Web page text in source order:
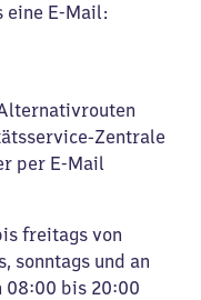
eine E-Mail:
Zentrale
per E-Mail
freitags von
sonntags und an
08:00 bis 20:00